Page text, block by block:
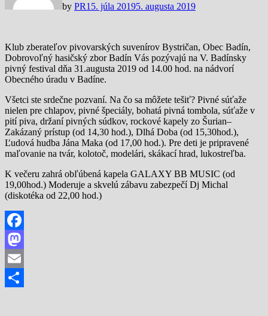
by PR15. júla 20195. augusta 2019
Klub zberateľov pivovarských suvenírov Bystričan, Obec Badín,
Dobrovoľný hasičský zbor Badín Vás pozývajú na V. Badínsky
pivný festival dňa 31.augusta 2019 od 14.00 hod. na nádvorí
Obecného úradu v Badíne.
Všetci ste srdečne pozvaní. Na čo sa môžete tešiť? Pivné súťaže
nielen pre chlapov, pivné špeciály, bohatá pivná tombola, súťaže v
pití piva, držaní pivných súdkov, rockové kapely zo Šurian–
Zakázaný prístup (od 14,30 hod.), Dlhá Doba (od 15,30hod.),
Ľudová hudba Jána Maka (od 17,00 hod.). Pre deti je pripravené
maľovanie na tvár, kolotoč, modelári, skákací hrad, lukostreľba.
K večeru zahrá obľúbená kapela GALAXY BB MUSIC (od
19,00hod.) Moderuje a skvelú zábavu zabezpečí Dj Michal
(diskotéka od 22,00 hod.)
Facebook
Mastodon
Email